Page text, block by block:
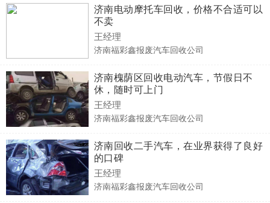
济南电动摩托车回收，价格不合适可以
不卖
王经理
济南福彩鑫报废汽车回收公司
济南槐荫区回收电动汽车，节假日不
休，随时可上门
王经理
济南福彩鑫报废汽车回收公司
济南回收二手汽车，在业界获得了良好
的口碑
王经理
济南福彩鑫报废汽车回收公司